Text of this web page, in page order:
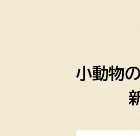
小動物